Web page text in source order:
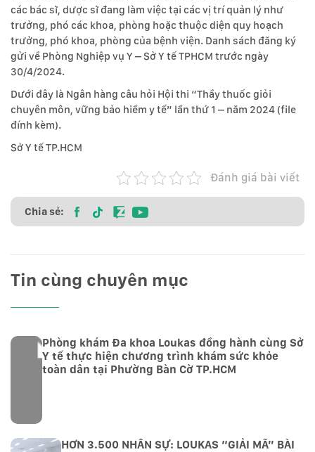
các bác sĩ, dược sĩ đang làm việc tại các vị trí quản lý như
trưởng, phó các khoa, phòng hoặc thuộc diện quy hoạch
trưởng, phó khoa, phòng của bệnh viện. Danh sách đăng ký
gửi về Phòng Nghiệp vụ Y – Sở Y tế TPHCM trước ngày
30/4/2024.
Dưới đây là Ngân hàng câu hỏi Hội thi “Thầy thuốc giỏi
chuyên môn, vững bảo hiểm y tế” lần thứ 1 – năm 2024 (file
đính kèm).
Sở Y tế TP.HCM
Đánh giá bài viết
Chia sẻ:
Tin cùng chuyên mục
Phòng khám Đa khoa Loukas đồng hành cùng Sở
Y tế thực hiện chương trình khám sức khỏe
toàn dân tại Phường Bàn Cờ TP.HCM
HƠN 3.500 NHÂN SỰ: LOUKAS “GIẢI MÃ” BÀI